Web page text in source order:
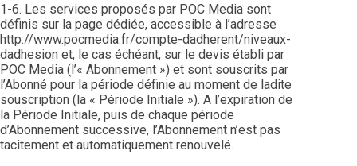
1-6. Les services proposés par POC Media sont
définis sur la page dédiée, accessible à l’adresse
http://www.pocmedia.fr/compte-dadherent/niveaux-
dadhesion et, le cas échéant, sur le devis établi par
POC Media (l’« Abonnement ») et sont souscrits par
l’Abonné pour la période définie au moment de ladite
souscription (la « Période Initiale »). A l’expiration de
la Période Initiale, puis de chaque période
d’Abonnement successive, l’Abonnement n’est pas
tacitement et automatiquement renouvelé.